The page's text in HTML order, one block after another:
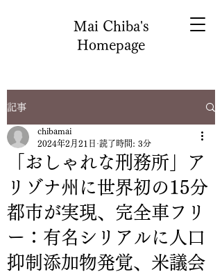
Mai Chiba's
Homepage
記事
「おしゃれな刑務所」ア
リゾナ州に世界初の15分
都市が実現、完全車フリ
ー：有名シリアルに人口
抑制添加物発覚、米議会
chibamai
2024年2月21日 読了時間: 3分